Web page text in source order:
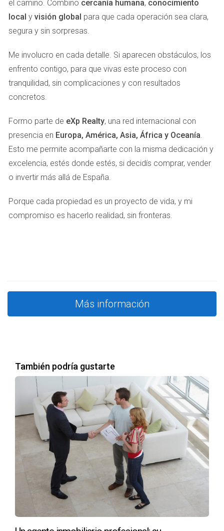
el camino. Combino cercanía humana, conocimiento
local y visión global para que cada operación sea clara,
segura y sin sorpresas.
Me involucro en cada detalle. Si aparecen obstáculos, los
enfrento contigo, para que vivas este proceso con
tranquilidad, sin complicaciones y con resultados
concretos.
Formo parte de eXp Realty, una red internacional con
presencia en Europa, América, Asia, África y Oceanía.
Esto me permite acompañarte con la misma dedicación y
excelencia, estés donde estés, si decidís comprar, vender
o invertir más allá de España.
Porque cada propiedad es un proyecto de vida, y mi
compromiso es hacerlo realidad, sin fronteras.
Más información
También podría gustarte